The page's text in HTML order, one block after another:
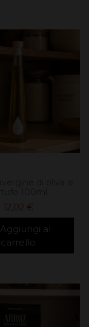
12,02 €
Aggiungi al
carrello